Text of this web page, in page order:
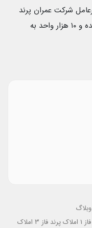
شرکت عمران پرند
دراین شهر ۱۳ هزار واحد خالی شناسایی شده و ۱۰ هزار واحد به
وبلاگ
1 املاک پرند فاز 3
املاک